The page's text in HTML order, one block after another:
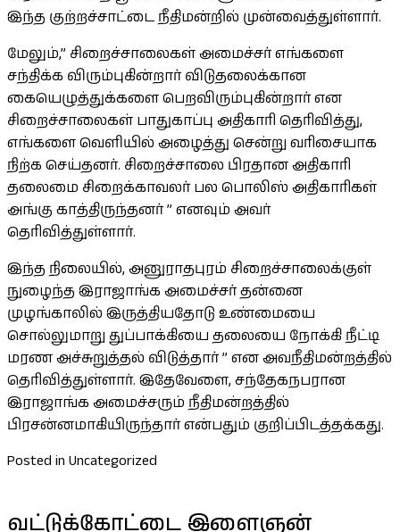
இந்த குற்றச்சாட்டை நீதிமன்றில் முன்வைத்துள்ளார்.
மேலும்,” சிறைச்சாலைகள் அமைச்சர் எங்களை
சந்திக்க விரும்புகின்றார் விடுதலைக்கான
கையெழுத்துக்களை பெறவிரும்புகின்றார் என
சிறைச்சாலைகள் பாதுகாப்பு அதிகாரி தெரிவித்து,
எங்களை வெளியில் அழைத்து சென்று வரிசையாக
நிற்க செய்தனர். சிறைச்சாலை பிரதான அதிகாரி
தலைமை சிறைக்காவலர் பல பொலிஸ் அதிகாரிகள்
அங்கு காத்திருந்தனர் ” எனவும் அவர்
தெரிவித்துள்ளார்.
இந்த நிலையில், அனுராதபுரம் சிறைச்சாலைக்குள்
நுழைந்த இராஜாங்க அமைச்சர் தன்னை
முழங்காலில் இருத்தியதோடு உண்மையை
சொல்லுமாறு துப்பாக்கியை தலையை நோக்கி நீட்டி
மரண அச்சுறுத்தல் விடுத்தார் ” என அவநீதிமன்றத்தில்
தெரிவித்துள்ளார். இதேவேளை, சந்தேகநபரான
இராஜாங்க அமைச்சரும் நீதிமன்றத்தில்
பிரசன்னமாகியிருந்தார் என்பதும் குறிப்பிடத்தக்கது.
Posted in Uncategorized
வட்டுக்கோட்டை இளைஞன்